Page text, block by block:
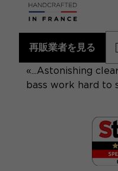
再販業者を見る
«...Astonishing
bass work hard to